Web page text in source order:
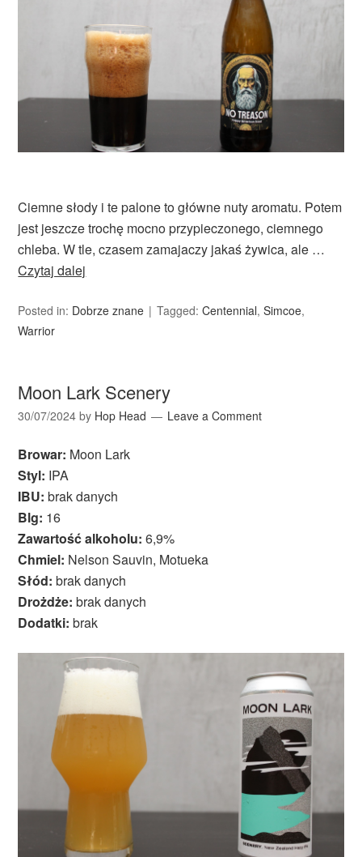
Ciemne słody i te palone to główne nuty aromatu. Potem
jest jeszcze trochę mocno przypieczonego, ciemnego
chleba. W tle, czasem zamajaczy jakaś żywica, ale …
Czytaj dalej
Posted in: Dobrze znane Tagged:Centennial,Simcoe,
Warrior
Moon Lark Scenery
30/07/2024 by Hop Head Leave a Comment
Browar: Moon Lark
Styl: IPA
IBU: brak danych
Blg: 16
Zawartość alkoholu: 6,9%
Chmiel: Nelson Sauvin, Motueka
Słód: brak danych
Drożdże: brak danych
Dodatki: brak